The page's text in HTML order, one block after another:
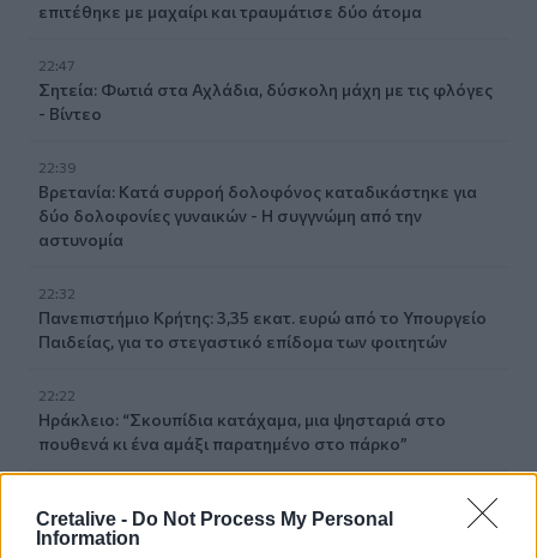
Cretalive - Do Not Process My Personal
Information
επιτέθηκε με μαχαίρι και τραυμάτισε δύο άτομα
22:47
Σητεία: Φωτιά στα Αχλάδια, δύσκολη μάχη με τις φλόγες
- Βίντεο
22:39
Βρετανία: Κατά συρροή δολοφόνος καταδικάστηκε για
δύο δολοφονίες γυναικών - Η συγγνώμη από την
αστυνομία
22:32
Πανεπιστήμιο Κρήτης: 3,35 εκατ. ευρώ από το Υπουργείο
Παιδείας, για το στεγαστικό επίδομα των φοιτητών
22:22
Ηράκλειο: “Σκουπίδια κατάχαμα, μια ψησταριά στο
πουθενά κι ένα αμάξι παρατημένο στο πάρκο”
Καιρός: “Πορτοκαλί” συναγερμός στην Κρήτη - Ζέστη και
πολύ υψηλός κίνδυνος πυρκαγιάς!